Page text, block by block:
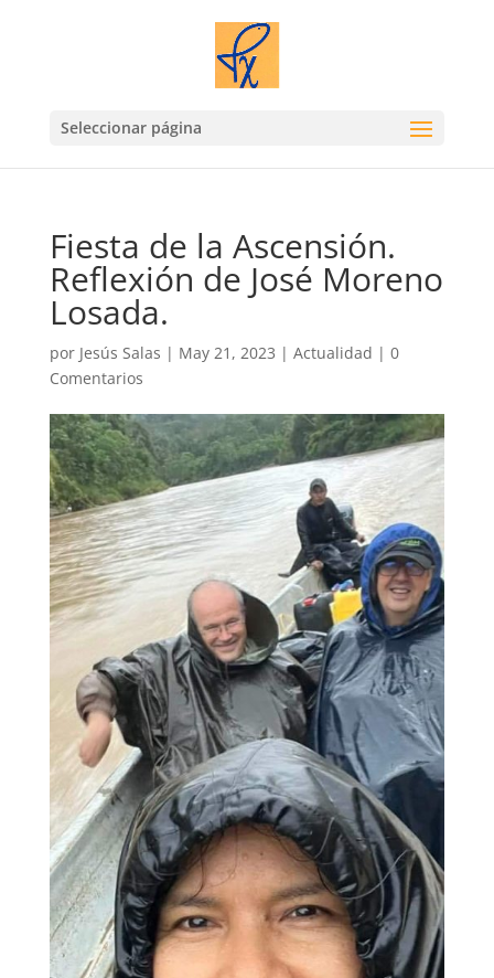
Seleccionar página
Fiesta de la Ascensión.
Reflexión de José Moreno
Losada.
por Jesús Salas | May 21, 2023 | Actualidad | 0
Comentarios